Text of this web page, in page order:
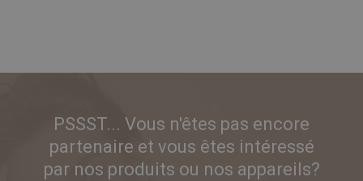
PSSST... Vous n'êtes pas encore
partenaire et vous êtes intéressé
par nos produits ou nos appareils?